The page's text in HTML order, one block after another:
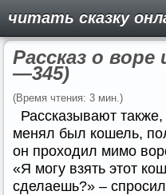
читать сказку
Рассказ о воре
—345)
(Время чтения: 3 мин.)
Рассказывают
менял был кошель,
он проходил мимо
«Я могу взять этот
сделаешь?» –